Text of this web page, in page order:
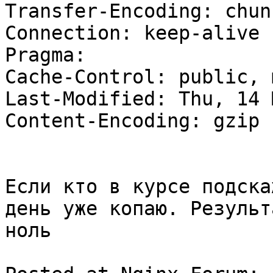
Transfer-Encoding:
Connection: keep-alive
Pragma:
Cache-Control: public,
Last-Modified: Thu, 14
Content-Encoding: gzip
Если кто в курсе
день уже копаю.
ноль